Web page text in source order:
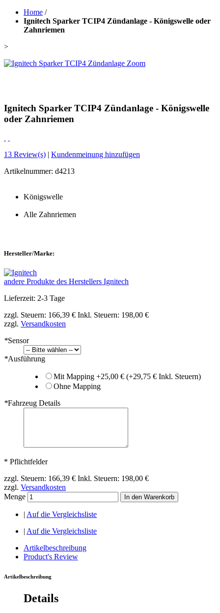
Home /
Ignitech Sparker TCIP4 Zündanlage - Königswelle oder
Zahnriemen
>
Zoom
Ignitech Sparker TCIP4 Zündanlage - Königswelle
oder Zahnriemen
13 Review(s) | Kundenmeinung hinzufügen
Artikelnummer: d4213
Königswelle
Alle Zahnriemen
Hersteller/Marke:
andere Produkte des Herstellers Ignitech
Lieferzeit: 2-3 Tage
zzgl. Steuern: 166,39 € Inkl. Steuern: 198,00 €
zzgl. Versandkosten
*Sensor
*Ausführung
Mit Mapping +25,00 € (+29,75 € Inkl. Steuern)
Ohne Mapping
*Fahrzeug Details
* Pflichtfelder
zzgl. Steuern: 166,39 € Inkl. Steuern: 198,00 €
zzgl. Versandkosten
Menge
In den Warenkorb
| Auf die Vergleichsliste
| Auf die Vergleichsliste
Artikelbeschreibung
Product's Review
Artikelbeschreibung
Details